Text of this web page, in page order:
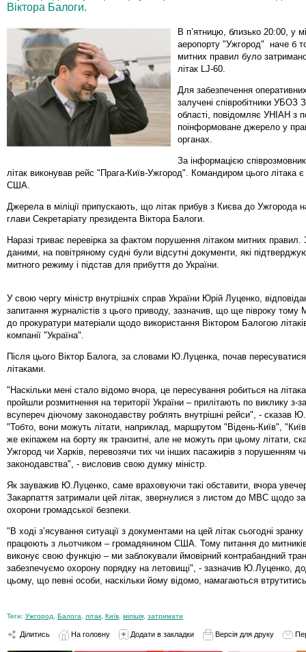
Віктора Балоги.
В п’ятницю, близько 20:00, у
аеропорту "Ужгород" наче б
митних правил було
літак LJ-60.
Для забезпечення
залучені співробітники УБОЗ
області, повідомляє УНІАН з
поінформоване джерело у
органах.
За інформацією
літак виконував рейс "Прага-Київ-Ужгород". Командиром цього літака
США.
Джерела в міліції припускають, що літак прибув з Києва до Ужгорода
глави Секретаріату президента Віктора Балоги.
Наразі триває перевірка за фактом порушення літаком митних правил.
даними, на повітряному судні були відсутні документи, які
митного режиму і підстав для прибуття до України.
У свою чергу міністр внутрішніх справ України Юрій Луценко,
запитання журналістів з цього приводу, зазначив, що ще півроку
до прокуратури матеріали щодо використання Віктором Балогою
компанії "Україна".
Після цього Віктор Балога, за словами Ю.Луценка, почав
літаками.
"Наскільки мені стало відомо вчора, це пересування робиться на
пройшли розмитнення на території України – прилітають по виклику з-
всупереч діючому законодавству роблять внутрішні рейси", - сказав
"Тобто, вони можуть літати, наприклад, маршрутом "Відень-Київ",
же екіпажем на борту як транзитні, але не можуть при цьому літати,
Ужгород чи Харків, перевозячи тих чи інших пасажирів з порушенням
законодавства", - висловив свою думку міністр.
Як зауважив Ю.Луценко, саме враховуючи такі обставити, вчора
Закарпаття затримали цей літак, звернулися з листом до МВС щодо
охорони громадської безпеки.
"В ході з’ясування ситуації з документами на цей літак сьогодні
працюють з льотчиком – громадянином США. Тому питання до
виконує свою функцію – ми заблокували ймовірний контрабандний
забезпечуємо охорону порядку на летовищі", - зазначив Ю.Луценко,
цьому, що певні особи, наскільки йому відомо, намагаються
Теги: Ужгород Балога літак Київ міліція затримати
Ділитись На головну Додати в закладки Версія для друку